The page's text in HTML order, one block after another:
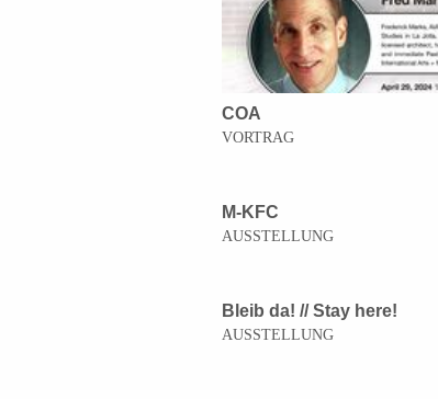
COA
VORTRAG
M-KFC
AUSSTELLUNG
Bleib da! // Stay here!
AUSSTELLUNG